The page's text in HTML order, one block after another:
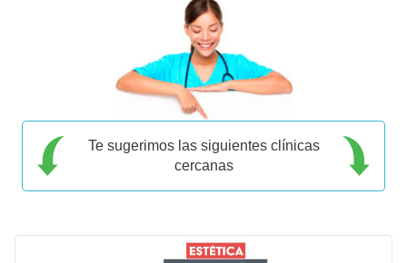
Te sugerimos las siguientes clínicas
cercanas